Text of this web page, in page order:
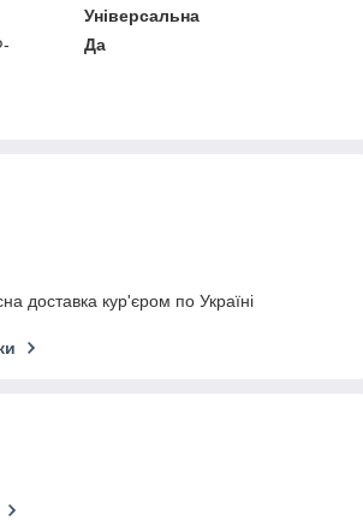
Універсальна
Да
доставка кур'єром по Україні